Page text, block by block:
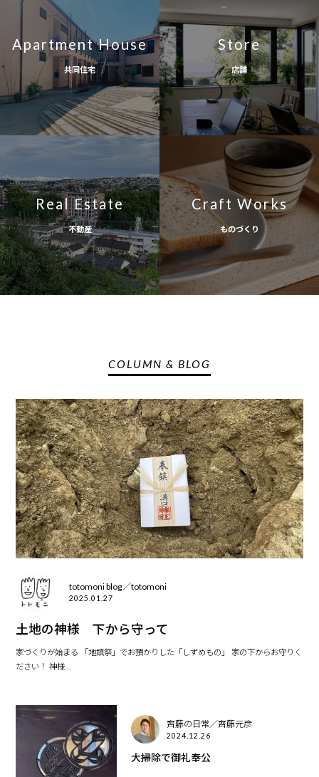
Apartment House
共同住宅
Store
店舗
Real Estate
不動産
Craft Works
ものづくり
COLUMN & BLOG
totomoni blog／totomoni
2025.01.27
土地の神様 下から守って
家づくりが始まる 「地鎮祭」でお預かりした「しずめもの」 家の下からお守りく
ださい！ 神様...
齊藤の日常／齊藤元彦
2024.12.26
大掃除で御礼奉公